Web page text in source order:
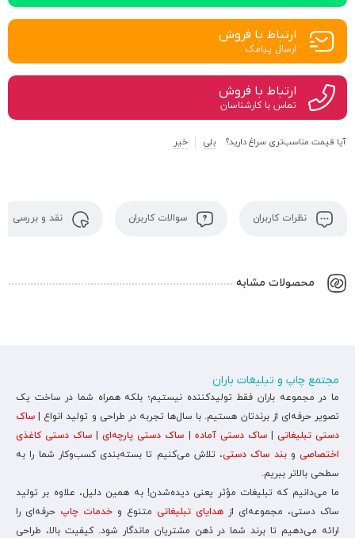
ارتباط با فروش
ارسال پیامک
ارتباط با فروش
تماس با کارشناسان
آیا قیمت مناسب‌تری سراغ دارید؟ بلی خیر
نظرات کاربران سوالات کاربران نقد و بررسی
محصولات مشابه
مجتمع چاپ و تبلیغات باران
ما در مجموعه باران فقط تولیدکننده نیستیم؛ بلکه همراه شما در ساخت یک
تصویر حرفه‌ای از برندتان هستیم. با سال‌ها تجربه در طراحی و تولید انواع | ساک
دستی تبلیغاتی |ساک دستی آماده | ساک دستی پارچه‌ای| ساک دستی کاغذی
اختصاصی وبند ساک دستی، تلاش می‌کنیم تا بسته‌بندی کسب‌وکار شما را به
سطحی بالاتر ببریم.
ما می‌دانیم که تبلیغات مؤثر یعنی دیده‌شدن! به همین دلیل، علاوه بر تولید
ساک دستی، مجموعه‌ای از هدایای تبلیغاتی متنوع و خدمات چاپ حرفه‌ای را
ارائه می‌دهیم تا برند شما در ذهن مشتریان ماندگار شود. کیفیت بالا، طراحی